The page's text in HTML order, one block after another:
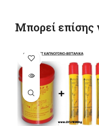
Μπορεί επίσης
SOLD
OUT